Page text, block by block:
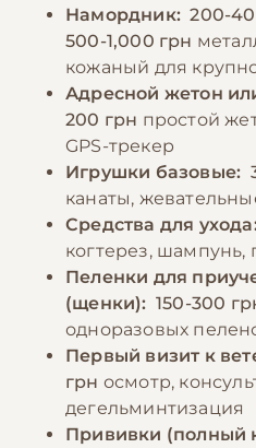
Намордник: 200-
500-1,000 грн
кожаный для
Адресной жетон
200 грн простой
GPS-трекер
Игрушки базовые:
канаты,
Средства для
когтерез, шампунь,
Пеленки для
(щенки): 150-300
одноразовых
Первый визит к
грн осмотр,
дегельминтизация
Прививки (полный